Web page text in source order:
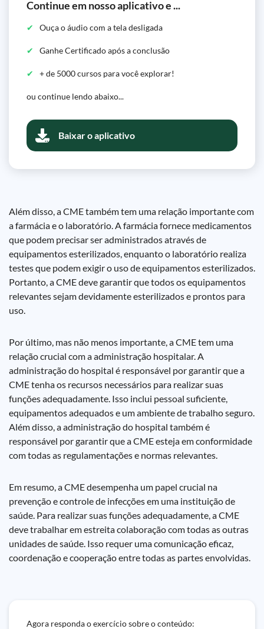
Continue em nosso aplicativo e ...
Ouça o áudio com a tela desligada
Ganhe Certificado após a conclusão
+ de 5000 cursos para você explorar!
ou continue lendo abaixo...
Baixar o aplicativo
Além disso, a CME também tem uma relação importante com
a farmácia e o laboratório. A farmácia fornece medicamentos
que podem precisar ser administrados através de
equipamentos esterilizados, enquanto o laboratório realiza
testes que podem exigir o uso de equipamentos esterilizados.
Portanto, a CME deve garantir que todos os equipamentos
relevantes sejam devidamente esterilizados e prontos para
uso.
Por último, mas não menos importante, a CME tem uma
relação crucial com a administração hospitalar. A
administração do hospital é responsável por garantir que a
CME tenha os recursos necessários para realizar suas
funções adequadamente. Isso inclui pessoal suficiente,
equipamentos adequados e um ambiente de trabalho seguro.
Além disso, a administração do hospital também é
responsável por garantir que a CME esteja em conformidade
com todas as regulamentações e normas relevantes.
Em resumo, a CME desempenha um papel crucial na
prevenção e controle de infecções em uma instituição de
saúde. Para realizar suas funções adequadamente, a CME
deve trabalhar em estreita colaboração com todas as outras
unidades de saúde. Isso requer uma comunicação eficaz,
coordenação e cooperação entre todas as partes envolvidas.
Agora responda o exercício sobre o conteúdo: